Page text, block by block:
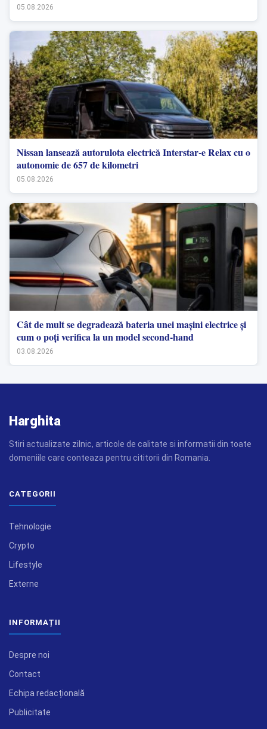
05.08.2026
Nissan lansează autorulota electrică Interstar-e Relax cu o
autonomie de 657 de kilometri
05.08.2026
Cât de mult se degradează bateria unei mașini electrice și
cum o poți verifica la un model second-hand
03.08.2026
Harghita
Stiri actualizate zilnic, articole de calitate si informatii din toate
domeniile care conteaza pentru cititorii din Romania.
CATEGORII
Tehnologie
Crypto
Lifestyle
Externe
INFORMAȚII
Despre noi
Contact
Echipa redacțională
Publicitate